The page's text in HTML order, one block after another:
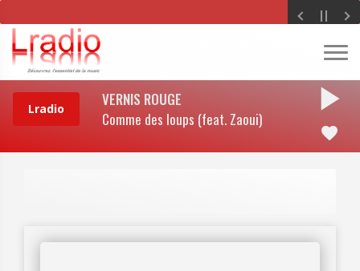
VERNIS ROUGE
Comme des loups (feat. Zaoui)
play_arrow
favorite